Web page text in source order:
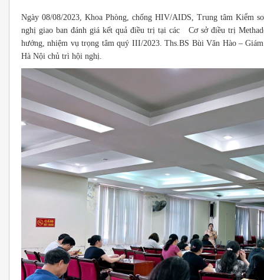
Ngày 08/08/2023, Khoa Phòng, chống HIV/AIDS, Trung tâm Kiểm
nghị giao ban đánh giá kết quả điều trị tại các Cơ sở điều trị
hướng, nhiệm vụ trọng tâm quý III/2023. Ths.BS Bùi Văn Hào –
Hà Nội chủ trì hội nghị.